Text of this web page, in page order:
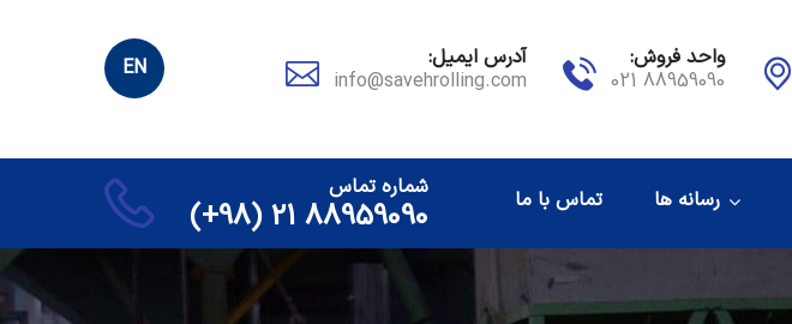
واحد فروش:
88959090 021
آدرس ایمیل:
info@savehrolling.com
EN
رسانه ها تماس با ما شماره تماس
88959090 21 (98+)